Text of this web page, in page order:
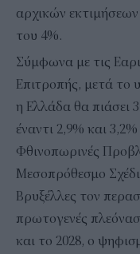
αρχικών
του 4%.
Σύμφωνα με τις
Επιτροπής, μετά το
η Ελλάδα θα πιάσει
έναντι 2,9% και
Φθινοπωρινές
Μεσοπρόθεσμο
Βρυξέλλες τον
πρωτογενές
και το 2028, ο